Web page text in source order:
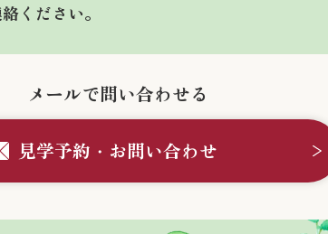
ください。
メールで問い合わせる
見学予約・お問い合わせ